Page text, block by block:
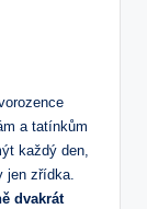
a tatínkům
každý den,
jen zřídka.
dvakrát